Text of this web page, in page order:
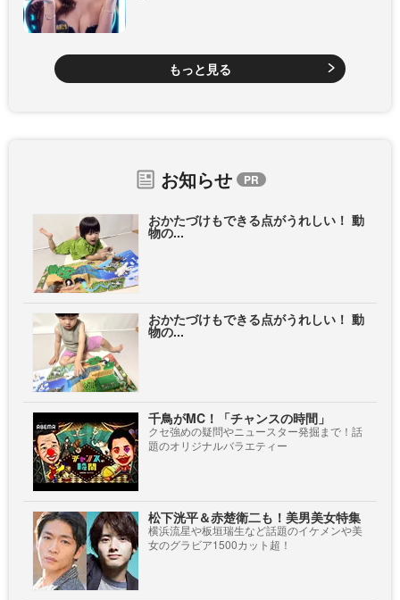
もっと見る
お知らせ
おかたづけもできる点がうれしい！ 動
物の...
おかたづけもできる点がうれしい！ 動
物の...
千鳥がMC！「チャンスの時間」
クセ強めの疑問やニュースター発掘まで！話
題のオリジナルバラエティー
松下洸平＆赤楚衛二も！美男美女特集
横浜流星や板垣瑞生など話題のイケメンや美
女のグラビア1500カット超！